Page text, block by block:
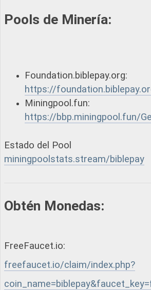
Pools de Minería:
Foundation.biblepay.org:
https://
Miningpool.fun:
https://bbp.miningpool.fun/
Estado del Pool
miningpoolstats.stream/biblepay
Obtén Monedas:
FreeFaucet.io:
freefaucet.io/claim/index.php?